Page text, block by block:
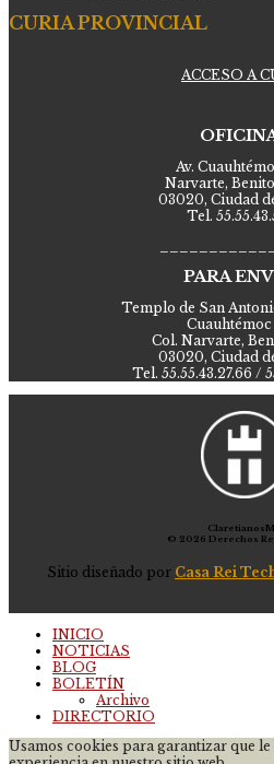
CURIA PROVINCIAL
ACCESO A
Av.
Narvarte,
03020, Ciudad
Tel.
PARA
Templo de San
Cuauhtémoc
Col. Narvarte,
03020, Ciudad
Tel. 55.55.43.27.66 /
© 2026 Derechos
Sitio diseñado por Casa Rei
INICIO
NOTICIAS
BLOG
BOLETÍN
Archivo
DIRECTORIO
Usamos cookies para garantizar que